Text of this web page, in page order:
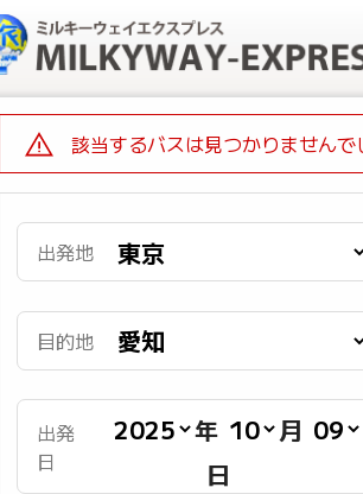
該当するバスは見つかりませんで
出発地
目的地
出発
日
年
月
日